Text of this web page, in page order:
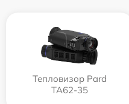
Тепловизор Pard
TA62-35